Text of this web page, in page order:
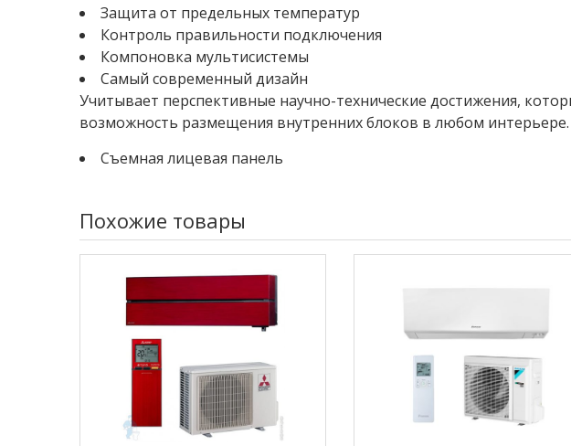
Защита от предельных температур
Контроль правильности подключения
Компоновка мультисистемы
Самый современный дизайн
Учитывает перспективные научно-технические достижения,
возможность размещения внутренних блоков в любом интерьере.
Съемная лицевая панель
Похожие товары